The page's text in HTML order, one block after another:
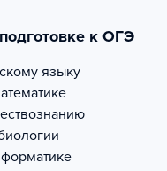
к ОГЭ
языку